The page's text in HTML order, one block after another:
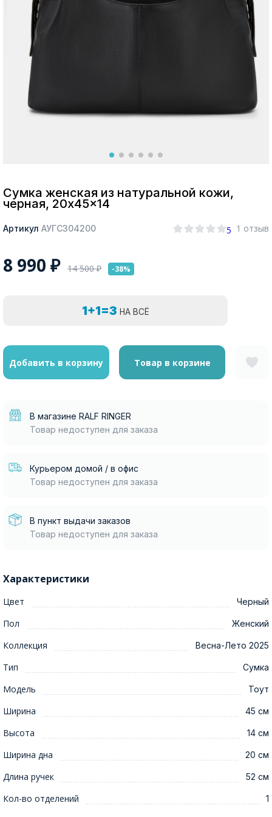
Да, все верно Изменить город
Сумка женская из натуральной кожи,
черная, 20x45x14
Артикул АУГС304200 5 1 отзыв
8 990 ₽ 14 500₽ -38%
1+1=3 НА ВСЁ
Добавить в корзину Товар в корзине
В магазине RALF RINGER
Товар недоступен для заказа
Курьером домой / в офис
Товар недоступен для заказа
В пункт выдачи заказов
Товар недоступен для заказа
Характеристики
Цвет Черный
Пол Женский
Коллекция Весна-Лето 2025
Тип Сумка
Модель Тоут
Ширина 45 см
Высота 14 см
Ширина дна 20 см
Длина ручек 52 см
Кол-во отделений 1